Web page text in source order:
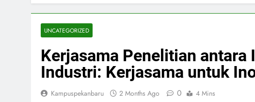
UNCATEGORIZED
Kerjasama Penelitian
Industri: Kerjasama untuk
Kampuspekanbaru 2 Months Ago 0 4 Mins